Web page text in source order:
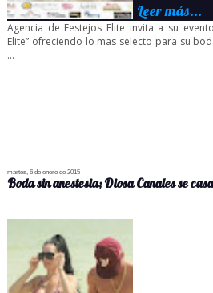
Leer más...
Agencia de Festejos Elite invita a su
Elite” ofreciendo lo mas selecto para su
...
martes, 6 de enero de 2015
Boda sin anestesia; Diosa Canales se